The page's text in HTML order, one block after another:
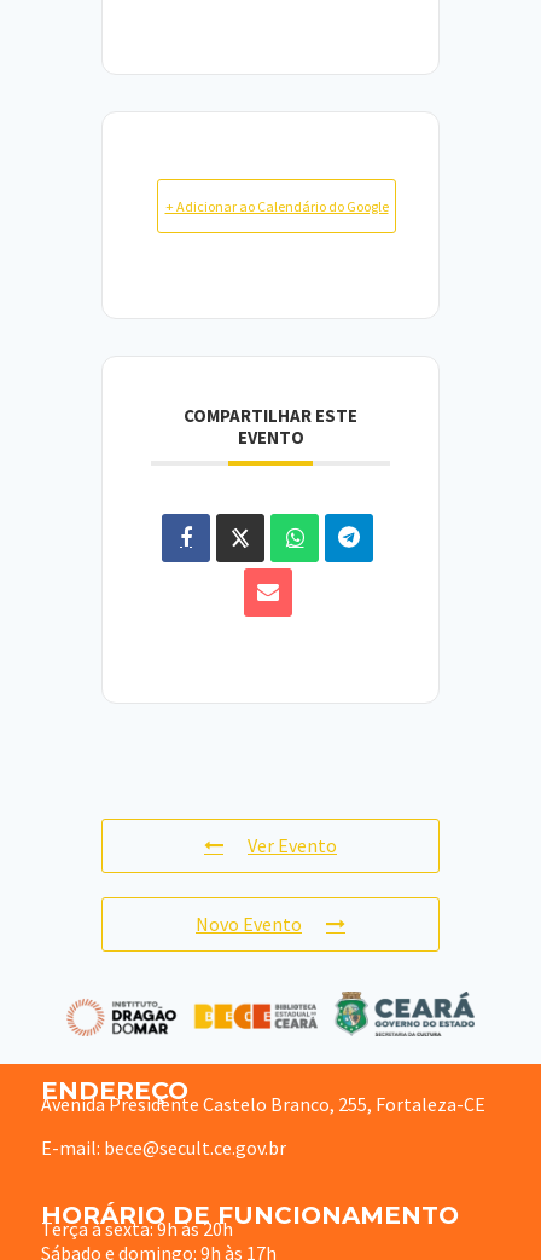
+ Adicionar ao Calendário do Google
COMPARTILHAR ESTE
EVENTO
Ver Evento
Novo Evento
ENDEREÇO
Avenida Presidente Castelo Branco, 255, Fortaleza-CE
E-mail: bece@secult.ce.gov.br
HORÁRIO DE FUNCIONAMENTO
Terça à sexta: 9h às 20h
Sábado e domingo: 9h às 17h